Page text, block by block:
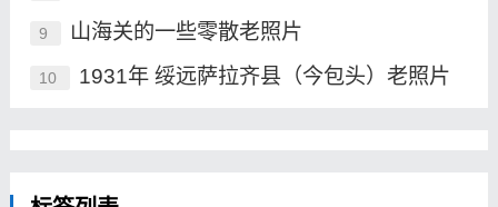
9 山海关的一些零散老照片
10 1931年 绥远萨拉齐县（今包头）老照片